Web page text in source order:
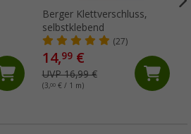
Berger Klettverschluss,
selbstklebend
(27)
14,99€
UVP 16,99 €
(3,00€ / 1 m)